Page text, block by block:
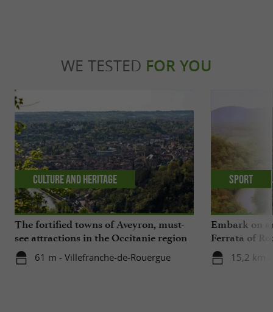
WE TESTED FOR YOU
The fortified towns of Aveyron, must-
see attractions in the Occitanie region
61 m - Villefranche-de-Rouergue
Culture and Heritage
Embark on
Ferrata of
15,2 km -
Sport